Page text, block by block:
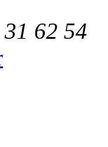
62 54